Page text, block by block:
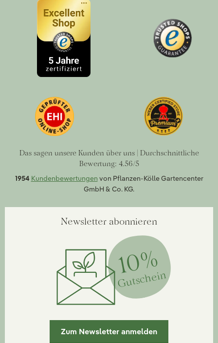
Das sagen unsere Kunden über uns | Durchschnittliche
Bewertung: 4.56/5
1954 Kundenbewertungen von Pflanzen-Kölle Gartencenter
GmbH & Co. KG.
Newsletter abonnieren
10%
Gutschein
Zum Newsletter anmelden